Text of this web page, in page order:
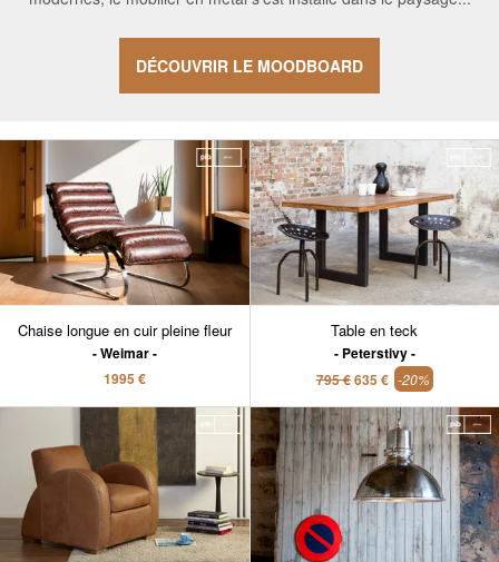
DÉCOUVRIR LE MOODBOARD
Chaise longue en cuir pleine fleur
Weimar
1995 €
Table en teck
Peterstivy
795 €635 € -20%